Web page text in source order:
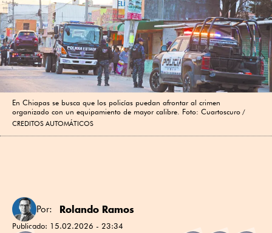
En Chiapas se busca que los policías puedan afrontar al crimen
organizado con un equipamiento de mayor calibre. Foto: Cuartoscuro
CREDITOS AUTOMÁTICOS
Por: Rolando Ramos
Publicado: 15.02.2026 - 23:34